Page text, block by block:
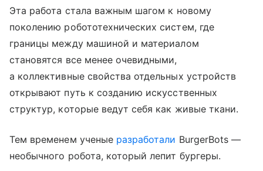
Эта работа стала важным шагом к новому
поколению робототехнических систем, где
границы между машиной и материалом
становятся все менее очевидными,
а коллективные свойства отдельных устройств
открывают путь к созданию искусственных
структур, которые ведут себя как живые ткани.
Тем временем ученые разработали BurgerBots —
необычного робота, который лепит бургеры.